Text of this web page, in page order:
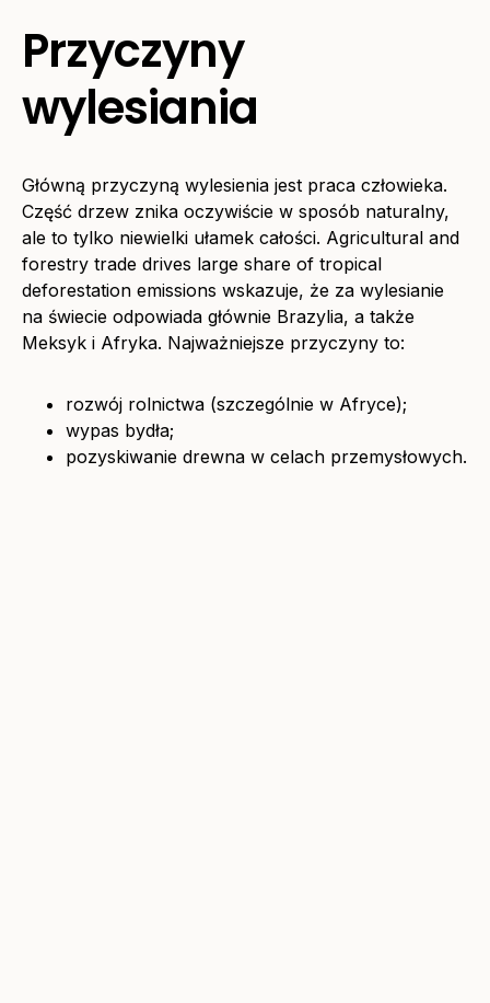
Przyczyny
wylesiania
Główną przyczyną wylesienia jest praca człowieka.
Część drzew znika oczywiście w sposób naturalny,
ale to tylko niewielki ułamek całości. Agricultural and
forestry trade drives large share of tropical
deforestation emissions wskazuje, że za wylesianie
na świecie odpowiada głównie Brazylia, a także
Meksyk i Afryka. Najważniejsze przyczyny to:
rozwój rolnictwa (szczególnie w Afryce);
wypas bydła;
pozyskiwanie drewna w celach przemysłowych.